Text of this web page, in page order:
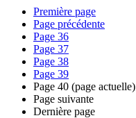
Première page
Page précédente
Page 36
Page 37
Page 38
Page 39
Page 40 (page actuelle)
Page suivante
Dernière page